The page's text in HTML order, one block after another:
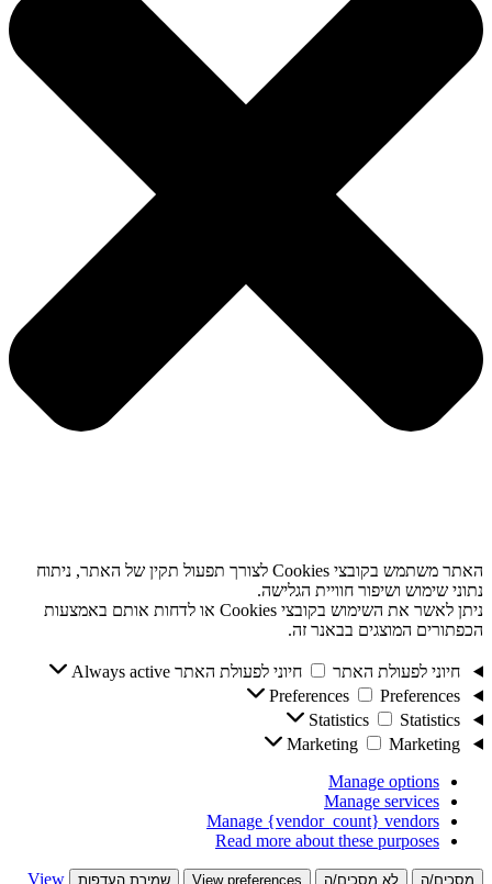
האתר משתמש בקובצי Cookies לצורך תפעול תקין של האתר, ניתוח
נתוני שימוש ושיפור חוויית הגלישה.
ניתן לאשר את השימוש בקובצי Cookies או לדחות אותם באמצעות
הכפתורים המוצגים בבאנר זה.
חיוני לפעולת האתר חיוני לפעולת האתר Always active
Preferences
Preferences
Statistics
Statistics
Marketing
Marketing
Manage options
Manage services
Manage {vendor_count} vendors
Read more about these purposes
מסכים/ה לא מסכים/ה View preferences שמירת העדפות View